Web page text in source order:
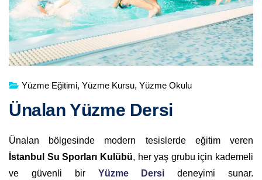
Yüzme Eğitimi, Yüzme Kursu, Yüzme Okulu
Ünalan Yüzme Dersi
Ünalan bölgesinde modern tesislerde eğitim veren
İstanbul Su Sporları Kulübü, her yaş grubu için kademeli
ve güvenli bir Yüzme Dersi deneyimi sunar.